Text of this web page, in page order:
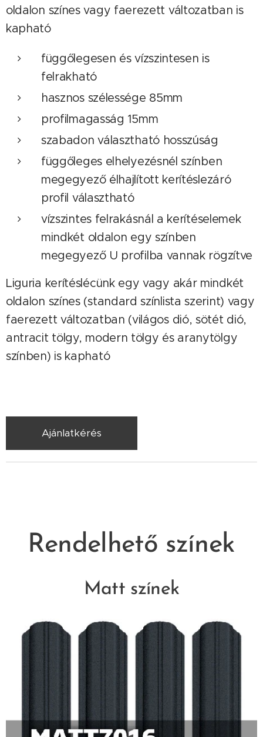
oldalon színes vagy faerezett változatban is
kapható
függőlegesen és vízszintesen is
felrakható
hasznos szélessége 85mm
profilmagasság 15mm
szabadon választható hosszúság
függőleges elhelyezésnél színben
megegyező élhajlított kerítéslezáró
profil választható
vízszintes felrakásnál a kerítéselemek
mindkét oldalon egy színben
megegyező U profilba vannak rögzítve
Liguria kerítéslécünk egy vagy akár mindkét
oldalon színes (standard színlista szerint) vagy
faerezett változatban (világos dió, sötét dió,
antracit tölgy, modern tölgy és aranytölgy
színben) is kapható
Ajánlatkérés
Rendelhető színek
Matt színek